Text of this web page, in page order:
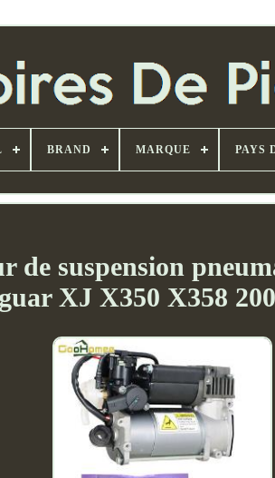
BRAND MARQUE PAYS
de suspension
XJ X350 X358